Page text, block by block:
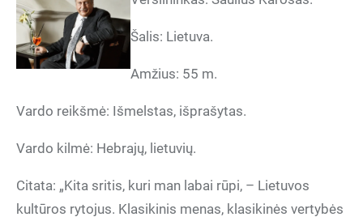
Šalis: Lietuva.
Amžius: 55 m.
Vardo reikšmė: Išmelstas, išprašytas.
Vardo kilmė: Hebrajų, lietuvių.
Citata: „Kita sritis, kuri man labai rūpi, – Lietuvos
kultūros rytojus. Klasikinis menas, klasikinės vertybės